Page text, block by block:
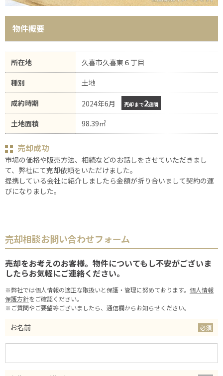
物件概要
所在地 久喜市久喜東６丁目
種別 土地
成約時期 2024年6月 売却まで2週間
土地面積 98.39㎡
売却成功
市場の価格や販売方法、相続などのお話しをさせていただきまし
て、弊社にて売却依頼をいただけました。
提携している会社に紹介しましたら金額が折り合いまして契約の運
びになりました。
売却相談お問い合わせフォーム
売却をお考えのお客様。物件についてもし不安がございま
したらお気軽にご連絡ください。
※弊社では個人情報の適正な取扱いと保護・管理に努めております。 個人情報
保護方針をご確認ください。
※ご質問やご要望等ございましたら、通信欄からお知らせください。
お名前